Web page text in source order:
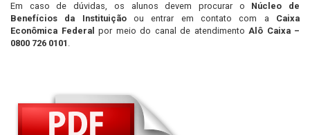
Em caso de dúvidas, os alunos devem procurar o Núcleo de
Benefícios da Instituiçãoou entrar em contato com a Caixa
Econômica Federal por meio do canal de atendimento Alô Caixa –
0800 726 0101 .